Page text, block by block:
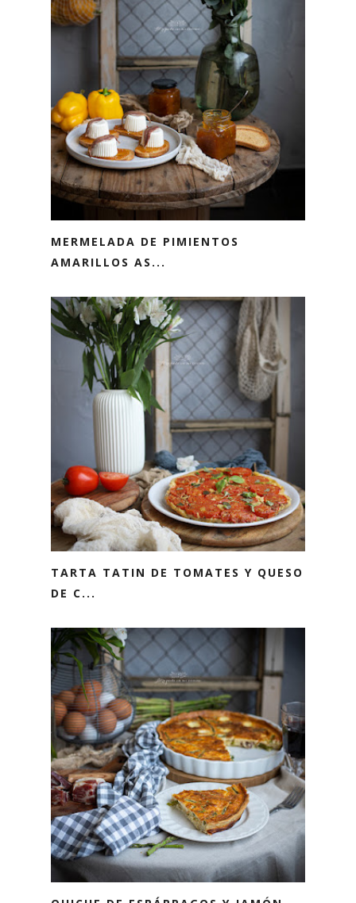
MERMELADA DE PIMIENTOS
AMARILLOS AS...
TARTA TATIN DE TOMATES Y QUESO
DE C...